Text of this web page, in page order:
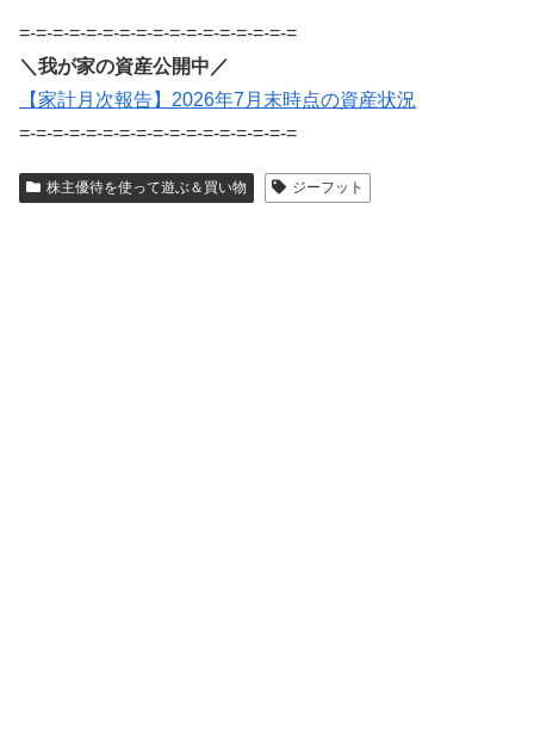
=-=-=-=-=-=-=-=-=-=-=-=-=-=-=-=-=
＼我が家の資産公開中／
【家計月次報告】2026年7月末時点の資産状況
=-=-=-=-=-=-=-=-=-=-=-=-=-=-=-=-=
株主優待を使って遊ぶ＆買い物 ジーフット